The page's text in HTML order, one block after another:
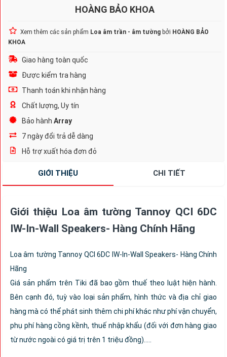
HOÀNG BẢO KHOA
Xem thêm các sản phẩm Loa âm trần - âm tường bởi HOÀNG BẢO
KHOA
Giao hàng toàn quốc
Được kiểm tra hàng
Thanh toán khi nhận hàng
Chất lượng, Uy tín
Bảo hành Array
7 ngày đổi trả dễ dàng
Hỗ trợ xuất hóa đơn đỏ
GIỚI THIỆU CHI TIẾT
Giới thiệu Loa âm tường Tannoy QCI 6DC
IW-In-Wall Speakers- Hàng Chính Hãng
Loa âm tường Tannoy QCI 6DC IW-In-Wall Speakers- Hàng Chính
Hãng
Giá sản phẩm trên Tiki đã bao gồm thuế theo luật hiện hành.
Bên cạnh đó, tuỳ vào loại sản phẩm, hình thức và địa chỉ giao
hàng mà có thể phát sinh thêm chi phí khác như phí vận chuyển,
phụ phí hàng cồng kềnh, thuế nhập khẩu (đối với đơn hàng giao
từ nước ngoài có giá trị trên 1 triệu đồng).....